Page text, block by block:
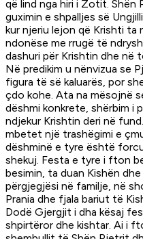
që lind nga hiri i Zotit. Shën
guximin e shpalljes së
kur njeriu lejon që Krishti ta
ndonëse me rrugë të
dashuri për Krishtin dhe në
Në predikim u nënvizua se
figura të së kaluarës, por
çdo kohe. Ata na mësojnë
dëshmi konkrete, shërbim i
ndjekur Krishtin deri në
mbetet një trashëgimi e
dëshminë e tyre është
shekuj. Festa e tyre i fton
besimin, ta duan Kishën
përgjegjësi në familje, në
Prania dhe fjala bariut të
Dodë Gjergjit i dha kësaj
shpirtëror dhe kishtar. Ai i